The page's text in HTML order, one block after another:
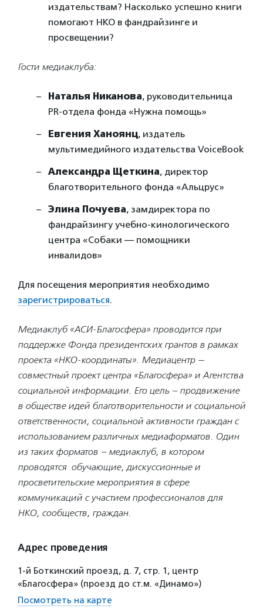
издательствам? Насколько успешно книги
помогают НКО в фандрайзинге и
просвещении?
Гости медиаклуба:
Наталья Никанова, руководительница
PR-отдела фонда «Нужна помощь»
Евгения Ханоянц, издатель
мультимедийного издательства VoiceBook
Александра Щеткина, директор
благотворительного фонда «Альцрус»
Элина Почуева, замдиректора по
фандрайзингу учебно-кинологического
центра «Собаки — помощники
инвалидов»
Для посещения мероприятия необходимо
зарегистрироваться.
Медиаклуб «АСИ-Благосфера» проводится при
поддержке Фонда президентских грантов в рамках
проекта «НКО-координаты». Медиацентр —
совместный проект центра «Благосфера» и Агентства
социальной информации. Его цель – продвижение
в обществе идей благотворительности и социальной
ответственности, социальной активности граждан с
использованием различных медиаформатов. Один
из таких форматов – медиаклуб, в котором
проводятся обучающие, дискуссионные и
просветительские мероприятия в сфере
коммуникаций с участием профессионалов для
НКО, сообществ, граждан.
Адрес проведения
1-й Боткинский проезд, д. 7, стр. 1, центр
«Благосфера» (проезд до ст.м. «Динамо»)
Посмотреть на карте